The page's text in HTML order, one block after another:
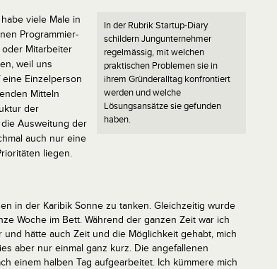
In der Rubrik Startup-Diary
schildern Jungunternehmer
regelmässig, mit welchen
praktischen Problemen sie in
ihrem Gründeralltag konfrontiert
werden und welche
Lösungsansätze sie gefunden
haben.
viele Male in
Programmier-
Mitarbeiter
weil uns
Einzelperson
Mitteln
der
Ausweitung der
auch nur eine
liegen.
in der Karibik Sonne zu tanken. Gleichzeitig wurde
Woche im Bett. Während der ganzen Zeit war ich
hätte auch Zeit und die Möglichkeit gehabt, mich
aber nur einmal ganz kurz. Die angefallenen
einem halben Tag aufgearbeitet. Ich kümmere mich